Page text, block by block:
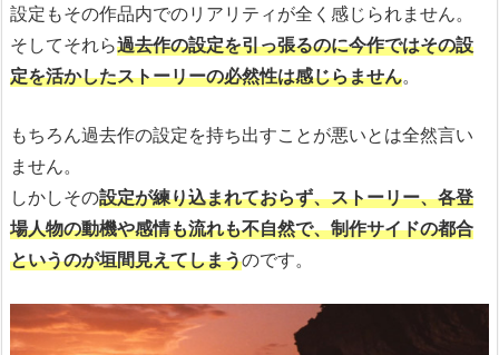
設定もその作品内でのリアリティが全く感じられません。
そしてそれら過去作の設定を引っ張るのに今作ではその設
定を活かしたストーリーの必然性は感じらません。
もちろん過去作の設定を持ち出すことが悪いとは全然言い
ません。
しかしその設定が練り込まれておらず、ストーリー、各登
場人物の動機や感情も流れも不自然で、制作サイドの都合
というのが垣間見えてしまうのです。